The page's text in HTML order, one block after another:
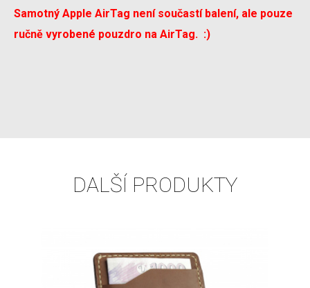
Samotný Apple AirTag není součastí balení, ale pouze
ručně vyrobené pouzdro na AirTag. :)
DALŠÍ PRODUKTY